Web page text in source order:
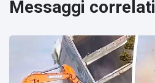
definisce
Holland 'il
figlio dei
sogni’
14 July
29
Messaggi correlati